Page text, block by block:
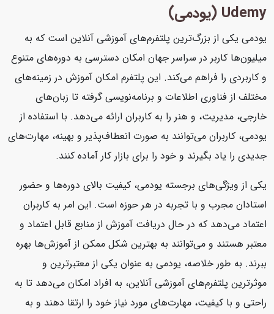
Udemy (یودمی)
یودمی یکی از بزرگ‌ترین پلتفرم‌های آموزشی آنلاین است که به
میلیون‌ها کاربر در سراسر جهان امکان دسترسی به دوره‌های متنوع
و کاربردی را فراهم می‌کند. این پلتفرم امکان آموزش در زمینه‌های
مختلف از فناوری اطلاعات و برنامه‌نویسی گرفته تا زبان‌های
خارجی، مدیریت، و هنر را به کاربران ارائه می‌دهد. با استفاده از
یودمی، کاربران می‌توانند به صورت انعطاف‌پذیر و بهینه، مهارت‌های
جدیدی را یاد بگیرند و خود را برای بازار کار آماده کنند.
یکی از ویژگی‌های برجسته یودمی، کیفیت بالای دوره‌ها و حضور
استادان مجرب و با تجربه در هر حوزه است. این امر به کاربران
اعتماد می‌دهد که در حال دریافت آموزش از منابع قابل اعتماد و
معتبر هستند و می‌توانند به بهترین شکل ممکن از آموزش‌ها بهره
ببرند. به طور خلاصه، یودمی به عنوان یکی از معتبرترین و
موثرترین پلتفرم‌های آموزشی آنلاین، به افراد امکان می‌دهد تا به
راحتی و با کیفیت، مهارت‌های مورد نیاز خود را ارتقا دهند و به